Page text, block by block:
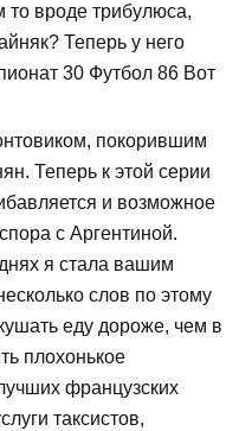
то вроде трибулюса,
Теперь у него
30 Футбол 86 Вот
покорившим
Теперь к этой серии
и возможное
с Аргентиной.
я стала вашим
слов по этому
еду дороже, чем в
плохонькое
французских
таксистов,